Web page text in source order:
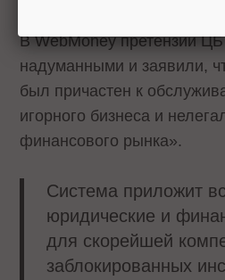
В WebMoney претензии
надуманными и заявили,
был причастен к
игорного бизнеса и
финансового рынка».
Система приложит
юридические и
для скорейшей
заблокированных